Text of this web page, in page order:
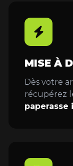
MISE À
Dès votre
récupérez
paperasse